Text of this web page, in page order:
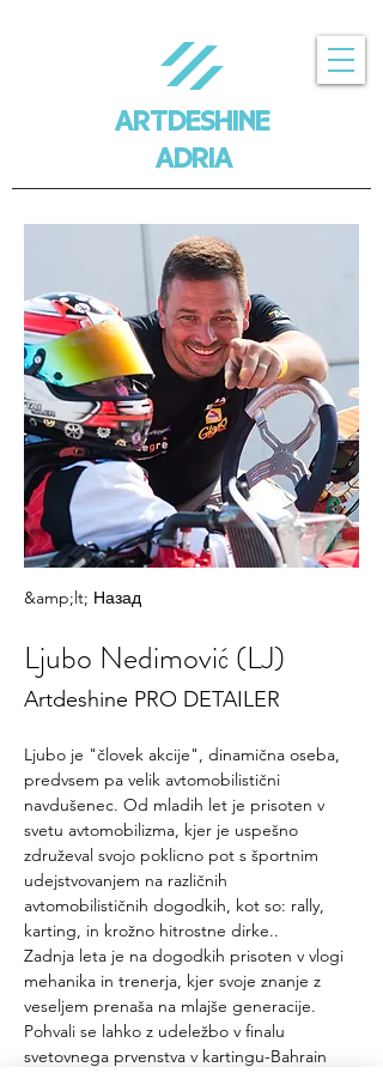
ARTDESHINE
ADRIA
&amp;lt; Назад
Ljubo Nedimović (LJ)
Artdeshine PRO DETAILER
Ljubo je "človek akcije", dinamična oseba,
predvsem pa velik avtomobilistični
navdušenec. Od mladih let je prisoten v
svetu avtomobilizma, kjer je uspešno
združeval svojo poklicno pot s športnim
udejstvovanjem na različnih
avtomobilističnih dogodkih, kot so: rally,
karting, in krožno hitrostne dirke..
Zadnja leta je na dogodkih prisoten v vlogi
mehanika in trenerja, kjer svoje znanje z
veseljem prenaša na mlajše generacije.
Pohvali se lahko z udeležbo v finalu
svetovnega prvenstva v kartingu-Bahrain